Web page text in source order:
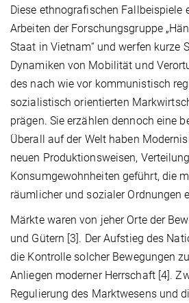
Diese ethnografischen Fallbeispiele
Arbeiten der Forschungsgruppe
Staat in Vietnam“ und werfen kurze
Dynamiken von Mobilität und
des nach wie vor kommunistisch
sozialistisch orientierten
prägen. Sie erzählen dennoch eine
Überall auf der Welt haben
neuen Produktionsweisen,
Konsumgewohnheiten geführt, die
räumlicher und sozialer Ordnungen
Märkte waren von jeher Orte der
und Gütern [3]. Der Aufstieg des
die Kontrolle solcher Bewegungen
Anliegen moderner Herrschaft [4].
Regulierung des Marktwesens und